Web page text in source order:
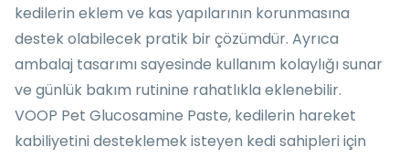
kedilerin eklem ve kas yapılarının korunmasına
destek olabilecek pratik bir çözümdür. Ayrıca
ambalaj tasarımı sayesinde kullanım kolaylığı sunar
ve günlük bakım rutinine rahatlıkla eklenebilir.
VOOP Pet Glucosamine Paste, kedilerin hareket
kabiliyetini desteklemek isteyen kedi sahipleri için